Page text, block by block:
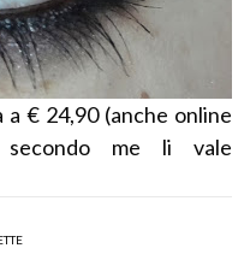
€ 24,90 (anche online
me li vale